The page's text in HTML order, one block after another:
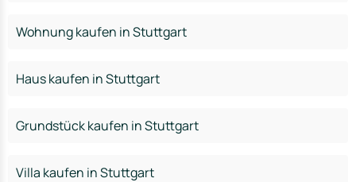
Wohnung kaufen in Stuttgart
Haus kaufen in Stuttgart
Grundstück kaufen in Stuttgart
Villa kaufen in Stuttgart